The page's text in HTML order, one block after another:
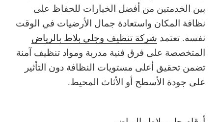
بين الخدمتين من أفضل الخيارات للحفاظ على
نظافة المكان واستعادة جمال الأرضيات في الوقت
نفسه. تعتمد شركة تنظيف وجلي بلاط بالرياض
المتخصصة على فرق فنية مدربة ومواد تنظيف آمنة
تضمن تحقيق أعلى مستويات النظافة دون التأثير
على جودة الأسطح أو الأثاث المحيط.